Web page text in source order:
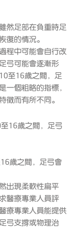
然足部在負重時足
復的情況。
程中可能會自行改
弓可能會逐漸形
至16歲之間，足
一個粗略的指標，
徵而有所不同。
歲之間，足弓會
出現柔軟性扁平
醫療專業人員評
療專業人員能提供
弓支撐或物理治